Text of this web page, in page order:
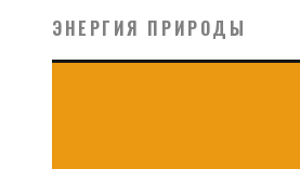
ЭНЕРГИЯ ПРИРОДЫ